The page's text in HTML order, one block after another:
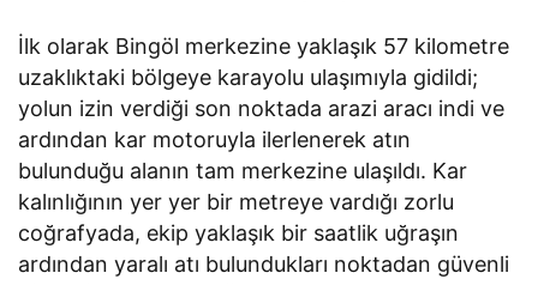
İlk olarak Bingöl merkezine yaklaşık 57 kilometre
uzaklıktaki bölgeye karayolu ulaşımıyla gidildi;
yolun izin verdiği son noktada arazi aracı indi ve
ardından kar motoruyla ilerlenerek atın
bulunduğu alanın tam merkezine ulaşıldı. Kar
kalınlığının yer yer bir metreye vardığı zorlu
coğrafyada, ekip yaklaşık bir saatlik uğraşın
ardından yaralı atı bulundukları noktadan güvenli